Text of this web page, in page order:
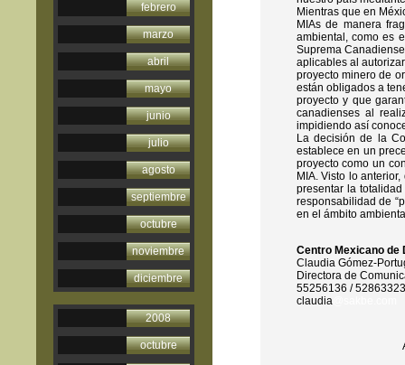
febrero
marzo
abril
mayo
junio
julio
agosto
septiembre
octubre
noviembre
diciembre
2008
octubre
Mientras que en
MIAs de manera
ambiental, como es
Suprema
aplicables al
proyecto minero de
están obligados a
proyecto y que
canadienses al
impidiendo así
La decisión de la
establece en un
proyecto como un
MIA. Visto lo
presentar la
responsabilidad de
en el ámbito
Centro Mexicano de
Claudia Gómez-
Directora de
55256136 / 52863323
claudia@sakbe.com